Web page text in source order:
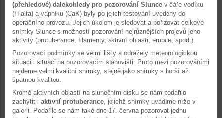
(přehledové) dalekohledy pro pozorování Slunce v čáře vodíku
(H-alfa) a vápníku (CaK) byly po jejich testování uvedeny do
operačního provozu. Jejich úkolem je sledovat a pořizovat celkové
snímky Slunce s možností pozorování nejrůznějších projevů jeho
aktivity (protuberance, filamenty, aktivní oblasti, erupce, apod.).
Pozorovací podmínky se velmi lišily a odrážely meteorologickou
situaci i situaci na pozorovacím stanovišti. Proto mezi pozorováními
najdeme velmi kvalitní snímky, stejně jako snímky s horší až
špatnou kvalitou.
Kromě aktivních oblastí na slunečním disku se nám podařilo
zachytit i aktivní protuberance, jejichž snímky uvádíme níže v
galerii. Podařilo se nám také dne 17. června pozorovat jednu